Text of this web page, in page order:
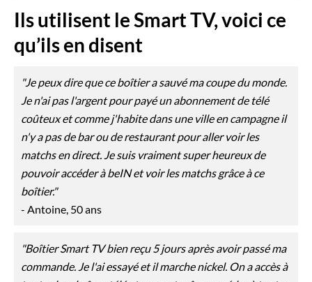
Ils utilisent le Smart TV, voici ce
qu’ils en disent
"Je peux dire que ce boîtier a sauvé ma coupe du monde.
Je n'ai pas l'argent pour payé un abonnement de télé
coûteux et comme j'habite dans une ville en campagne il
n'y a pas de bar ou de restaurant pour aller voir les
matchs en direct. Je suis vraiment super heureux de
pouvoir accéder à beIN et voir les matchs grâce à ce
boîtier."
- Antoine, 50 ans
"Boîtier Smart TV bien reçu 5 jours après avoir passé ma
commande. Je l'ai essayé et il marche nickel. On a accès à